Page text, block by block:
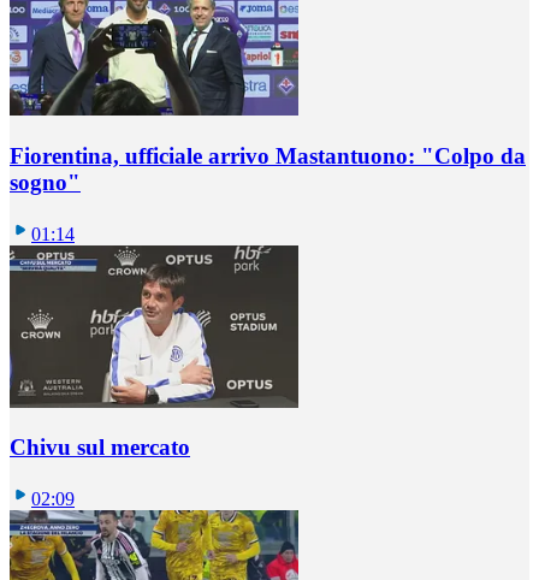
Fiorentina, ufficiale arrivo Mastantuono: "Colpo da
sogno"
01:14
Chivu sul mercato
02:09